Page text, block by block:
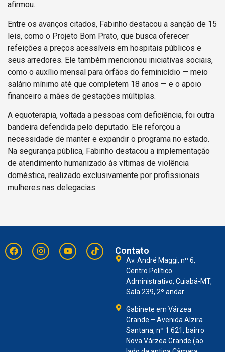
afirmou.
Entre os avanços citados, Fabinho destacou a sanção de 15
leis, como o Projeto Bom Prato, que busca oferecer
refeições a preços acessíveis em hospitais públicos e
seus arredores. Ele também mencionou iniciativas sociais,
como o auxílio mensal para órfãos do feminicídio — meio
salário mínimo até que completem 18 anos — e o apoio
financeiro a mães de gestações múltiplas.
A equoterapia, voltada a pessoas com deficiência, foi outra
bandeira defendida pelo deputado. Ele reforçou a
necessidade de manter e expandir o programa no estado.
Na segurança pública, Fabinho destacou a implementação
de atendimento humanizado às vítimas de violência
doméstica, realizado exclusivamente por profissionais
mulheres nas delegacias.
Contato
Av. André Maggi, nº 6,
Centro Político
Administrativo, Cuiabá-MT,
Sala 239, 2º andar
Gabinete em Várzea
Grande – Avenida Alzira
Santana, nº 1.621, bairro
Nova Várzea Grande (ao